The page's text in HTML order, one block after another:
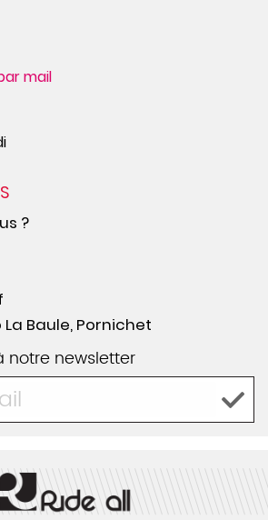
mail
?
Baule, Pornichet
notre newsletter